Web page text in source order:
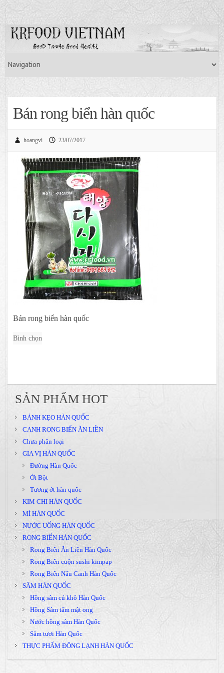
Bán rong biển hàn quốc
hoangvi 23/07/2017
Bán rong biển hàn quốc
Bình chọn
SẢN PHẨM HOT
BÁNH KẸO HÀN QUỐC
CANH RONG BIỂN ĂN LIỀN
Chưa phân loại
GIA VỊ HÀN QUỐC
Đường Hàn Quốc
Ớt Bột
Tương ớt hàn quốc
KIM CHI HÀN QUỐC
MÌ HÀN QUỐC
NƯỚC UỐNG HÀN QUỐC
RONG BIỂN HÀN QUỐC
Rong Biển Ăn Liền Hàn Quốc
Rong Biển cuộn sushi kimpap
Rong Biển Nấu Canh Hàn Quốc
SÂM HÀN QUỐC
Hồng sâm củ khô Hàn Quốc
Hồng Sâm tẩm mật ong
Nước hồng sâm Hàn Quốc
Sâm tươi Hàn Quốc
THỰC PHẨM ĐÔNG LẠNH HÀN QUỐC